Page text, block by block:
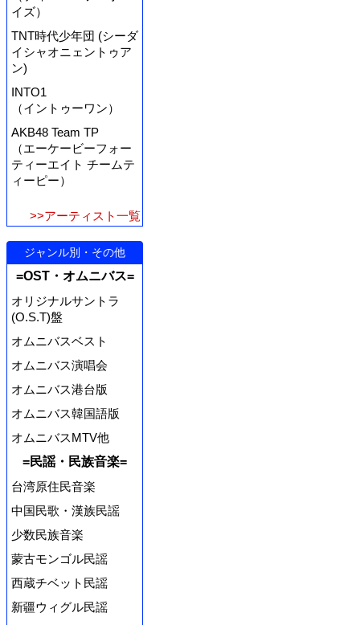
イズ）
TNT時代少年団 (シーダ
イシャオニェントゥア
ン)
INTO1
（イントゥーワン）
AKB48 Team TP
（エーケービーフォー
ティーエイト チームテ
ィーピー）
>>アーティスト一覧
ジャンル別・その他
=OST・オムニバス=
オリジナルサントラ
(O.S.T)盤
オムニバスベスト
オムニバス演唱会
オムニバス港台版
オムニバス韓国語版
オムニバスMTV他
=民謡・民族音楽=
台湾原住民音楽
中国民歌・漢族民謡
少数民族音楽
蒙古モンゴル民謡
西蔵チベット民謡
新疆ウィグル民謡